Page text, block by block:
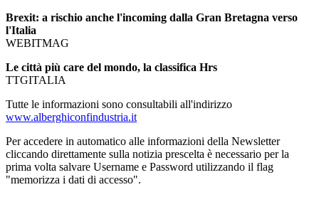
Brexit: a rischio anche l'incoming dalla Gran Bretagna verso
l'Italia
WEBITMAG
Le città più care del mondo, la classifica Hrs
TTGITALIA
Tutte le informazioni sono consultabili all'indirizzo
www.alberghiconfindustria.it
Per accedere in automatico alle informazioni della Newsletter
cliccando direttamente sulla notizia prescelta è necessario per la
prima volta salvare Username e Password utilizzando il flag
"memorizza i dati di accesso".